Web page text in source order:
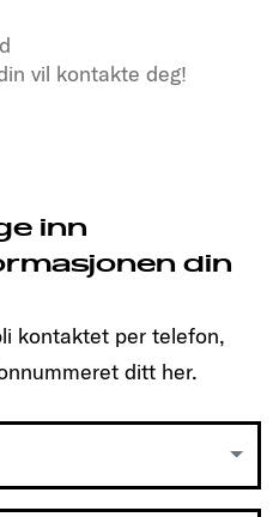
vil kontakte deg!
vil kontakte deg!
inn
din
kontaktet per telefon,
ditt her.